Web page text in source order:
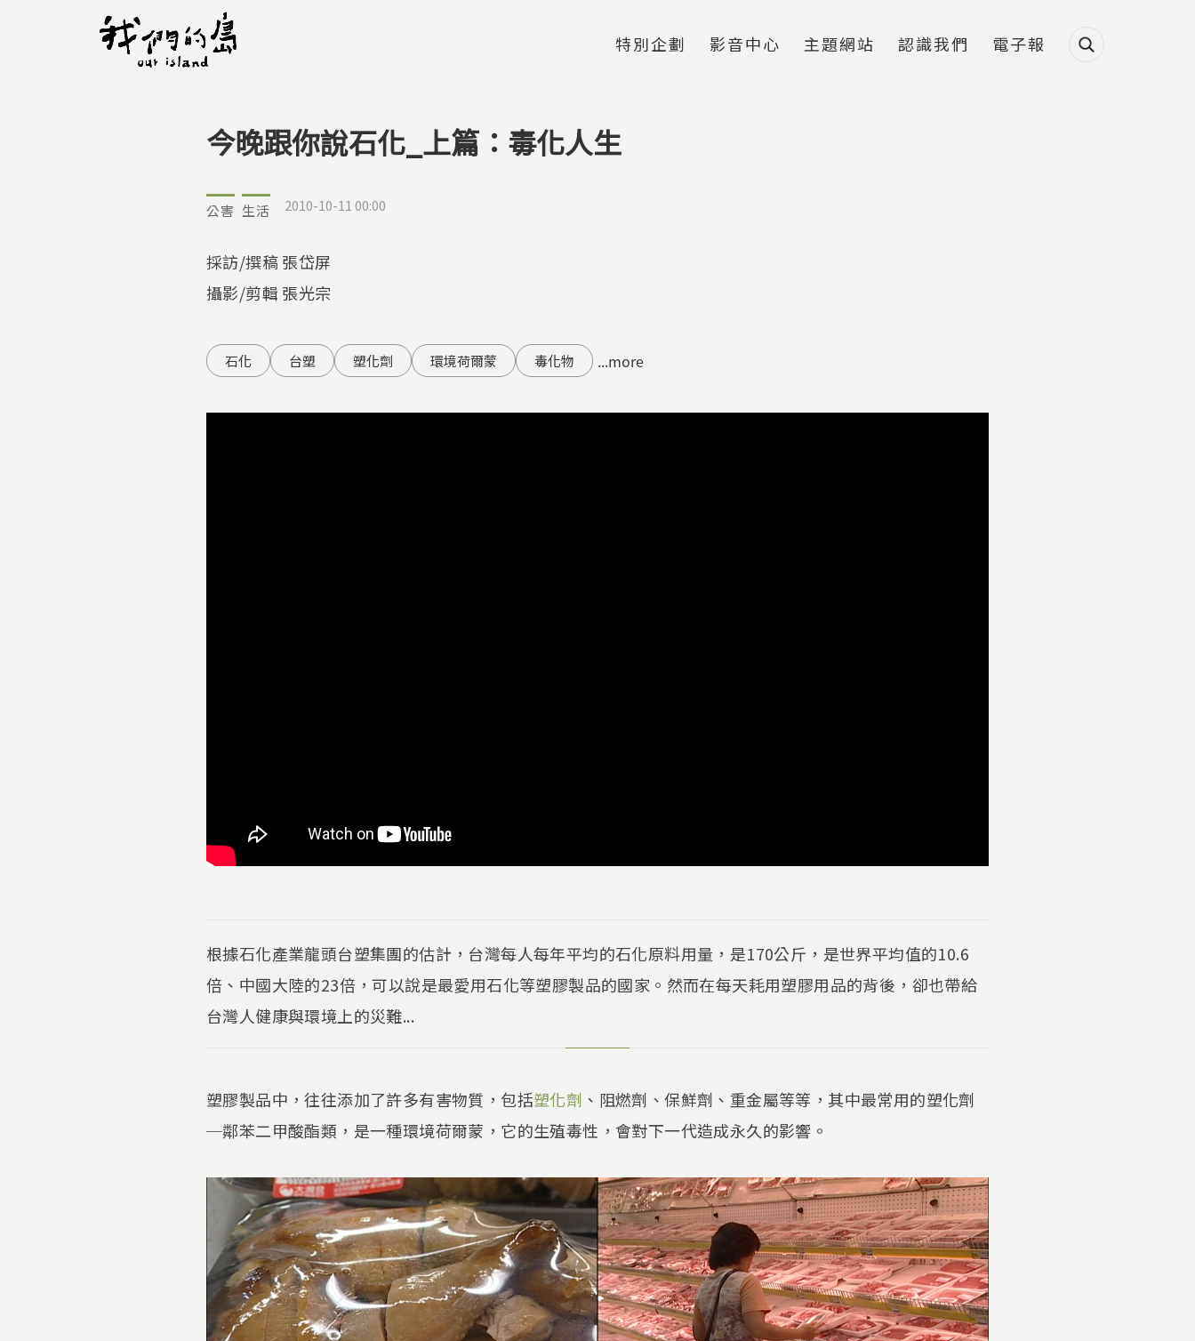
特別企劃 影音中心 主題網站 認識我們 電子報
您在這裡
今晚跟你說石化_上篇：毒化人生
公害 生活 2010-10-11 00:00
採訪/撰稿 張岱屏
攝影/剪輯 張光宗
石化 台塑 塑化劑 環境荷爾蒙 毒化物 ...more
根據石化產業龍頭台塑集團的估計，台灣每人每年平均的石化原料用量，是170公斤，是世界平均值的10.6
倍、中國大陸的23倍，可以說是最愛用石化等塑膠製品的國家。然而在每天耗用塑膠用品的背後，卻也帶給
台灣人健康與環境上的災難...
塑膠製品中，往往添加了許多有害物質，包括塑化劑 、阻燃劑、保鮮劑、重金屬等等，其中最常用的塑化劑
─鄰苯二甲酸酯類，是一種環境荷爾蒙，它的生殖毒性，會對下一代造成永久的影響。